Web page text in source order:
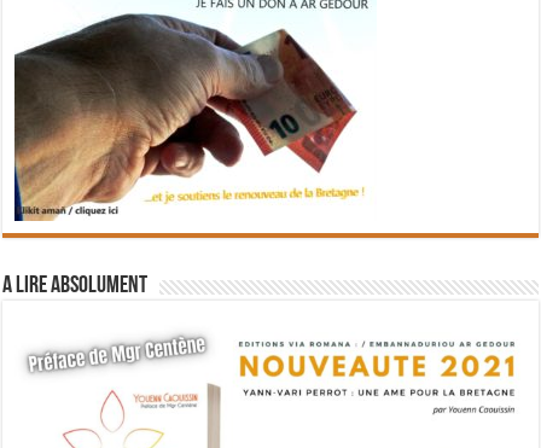
A lire absolument